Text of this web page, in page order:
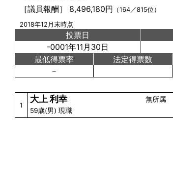
［議員報酬］ 8,496,180円 （164／815位）
2018年12月末時点
投票日
-0001年11月30日
最低得票率
－
法定得票数
1
大上 利幸
59歳(男) 現職
無所属